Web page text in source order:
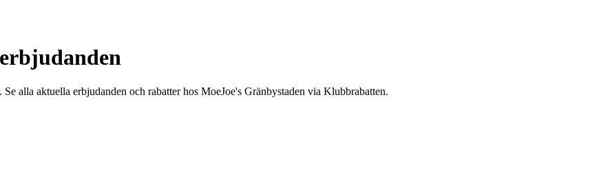
alla aktuella erbjudanden och rabatter hos MoeJoe's Gränbystaden via Klubbrabatten.